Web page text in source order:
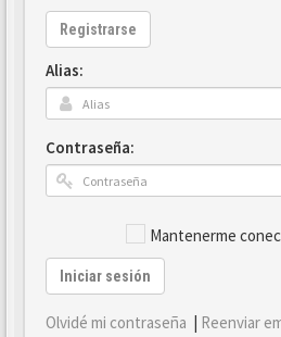
Registrarse
Alias:
Contraseña:
Mantenerme
Iniciar sesión
Olvidé mi contraseña | Reenviar